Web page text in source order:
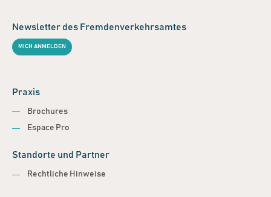
Newsletter des Fremdenverkehrsamtes
MICH ANMELDEN
Praxis
Brochures
Espace Pro
Standorte und Partner
Rechtliche Hinweise